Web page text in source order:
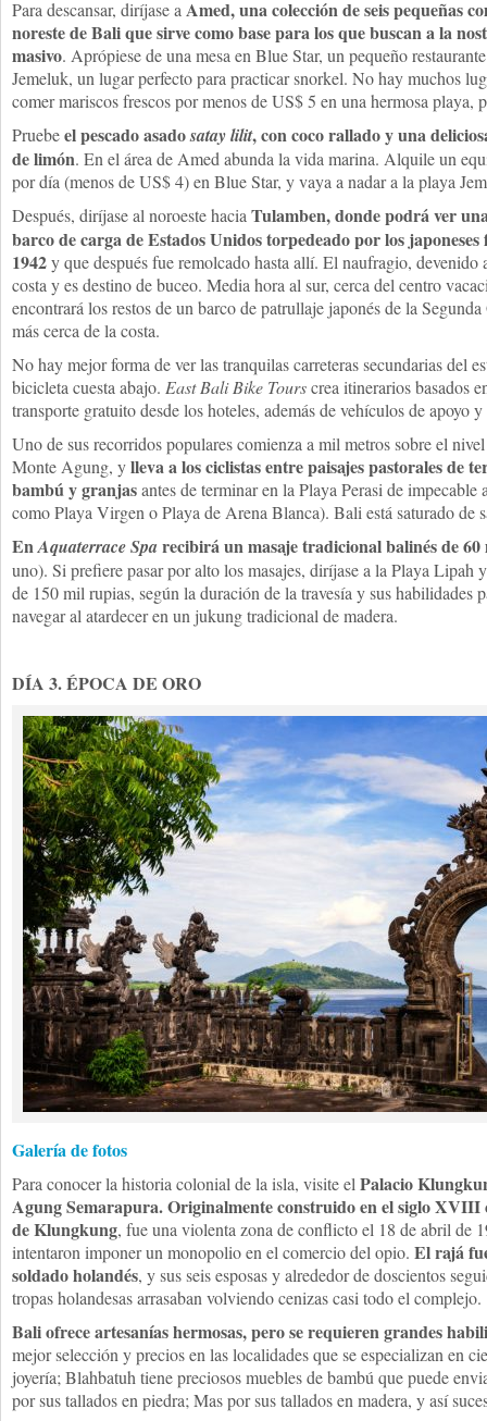
Para descansar, diríjase a Amed, una colección de seis pequeñas
noreste de Bali que sirve como base para los que buscan a la
masivo. Aprópiese de una mesa en Blue Star, un pequeño
Jemeluk, un lugar perfecto para practicar snorkel. No hay muchos
comer mariscos frescos por menos de US$ 5 en una hermosa playa,
Pruebeel pescado asadosatay lilit, con coco rallado y una
de limón. En el área de Amed abunda la vida marina. Alquile un
por día (menos de US$ 4) en Blue Star, y vaya a nadar a la playa
Después, diríjase al noroeste hacia Tulamben, donde podrá ver
barco de carga de Estados Unidos torpedeado por los
1942y que después fue remolcado hasta allí. El naufragio, devenido
costa y es destino de buceo. Media hora al sur, cerca del centro
encontrará los restos de un barco de patrullaje japonés de la
más cerca de la costa.
No hay mejor forma de ver las tranquilas carreteras secundarias del
bicicleta cuesta abajo. East Bali Bike Tourscrea itinerarios basados
transporte gratuito desde los hoteles, además de vehículos de apoyo
Uno de sus recorridos populares comienza a mil metros sobre el
Monte Agung, ylleva a los ciclistas entre paisajes pastorales de
bambú y granjasantes de terminar en la Playa Perasi de
como Playa Virgen o Playa de Arena Blanca). Bali está saturado de
EnAquaterrace Spa recibirá un masaje tradicional balinés de 60
uno). Si prefiere pasar por alto los masajes, diríjase a la Playa Lipah
de 150 mil rupias, según la duración de la travesía y sus habilidades
navegar al atardecer en un jukung tradicional de madera.
DÍA 3. ÉPOCA DE ORO
Galería de fotos
Para conocer la historia colonial de la isla, visite el Palacio
Agung Semarapura. Originalmente construido en el siglo XVIII
de Klungkung, fue una violenta zona de conflicto el 18 de abril de
intentaron imponer un monopolio en el comercio del opio. El rajá
soldado holandés, y sus seis esposas y alrededor de doscientos
tropas holandesas arrasaban volviendo cenizas casi todo el complejo.
Bali ofrece artesanías hermosas, pero se requieren grandes
mejor selección y precios en las localidades que se especializan en
joyería; Blahbatuh tiene preciosos muebles de bambú que puede
por sus tallados en piedra; Mas por sus tallados en madera, y así